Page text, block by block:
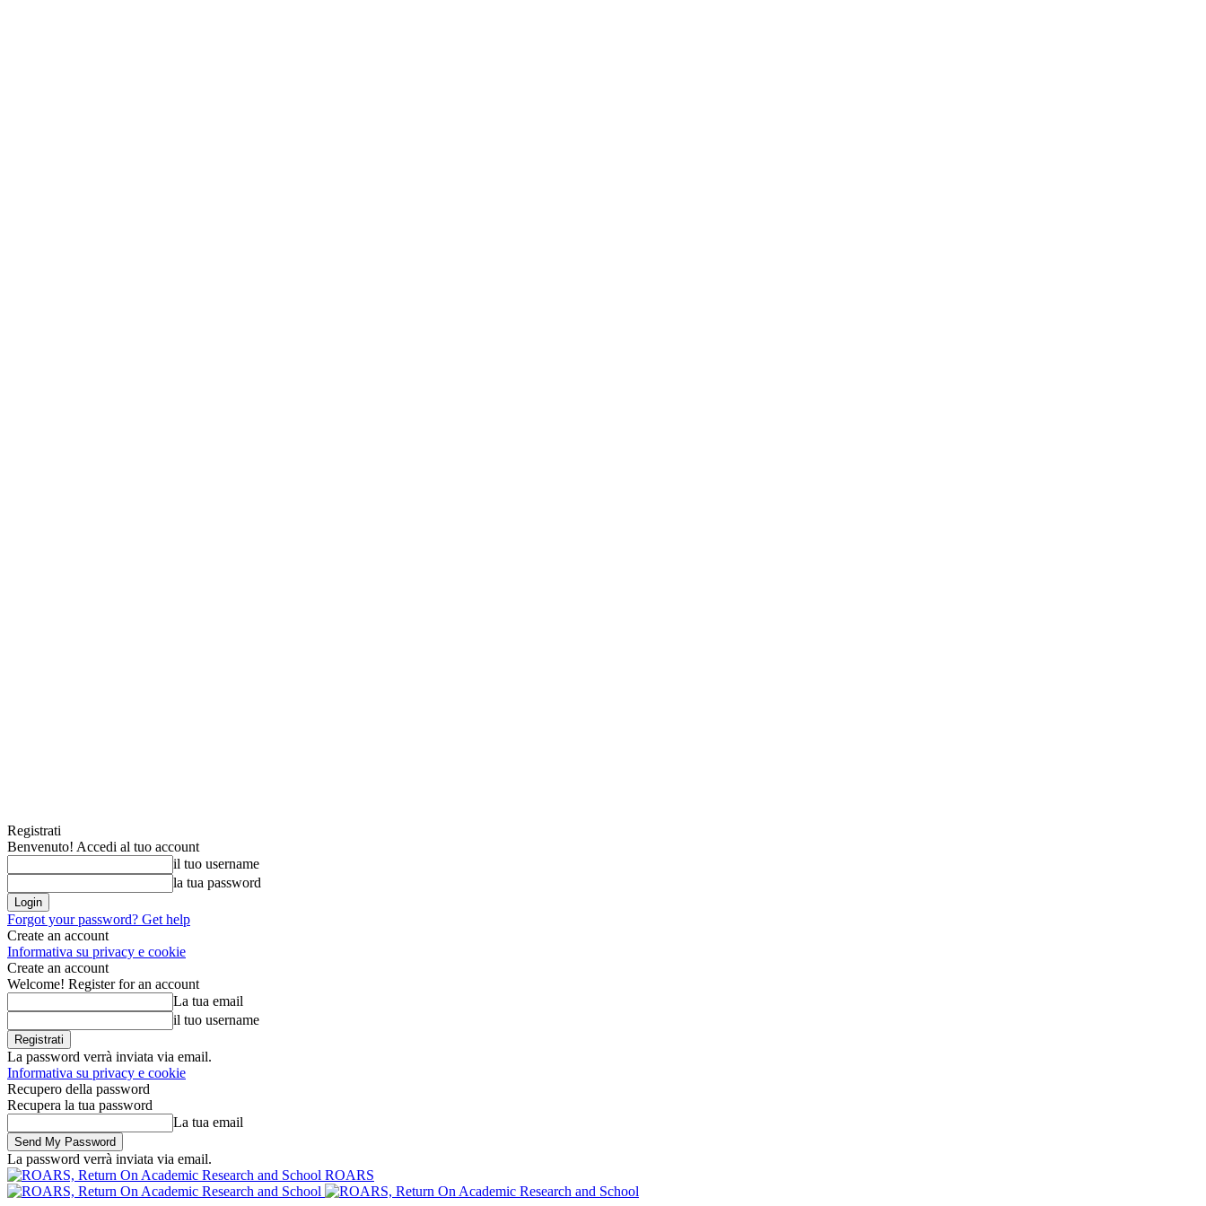
Registrati
Benvenuto! Accedi al tuo account
il tuo username
la tua password
Forgot your password? Get help
Create an account
Informativa su privacy e cookie
Create an account
Welcome! Register for an account
La tua email
il tuo username
La password verrà inviata via email.
Informativa su privacy e cookie
Recupero della password
Recupera la tua password
La tua email
La password verrà inviata via email.
ROARS